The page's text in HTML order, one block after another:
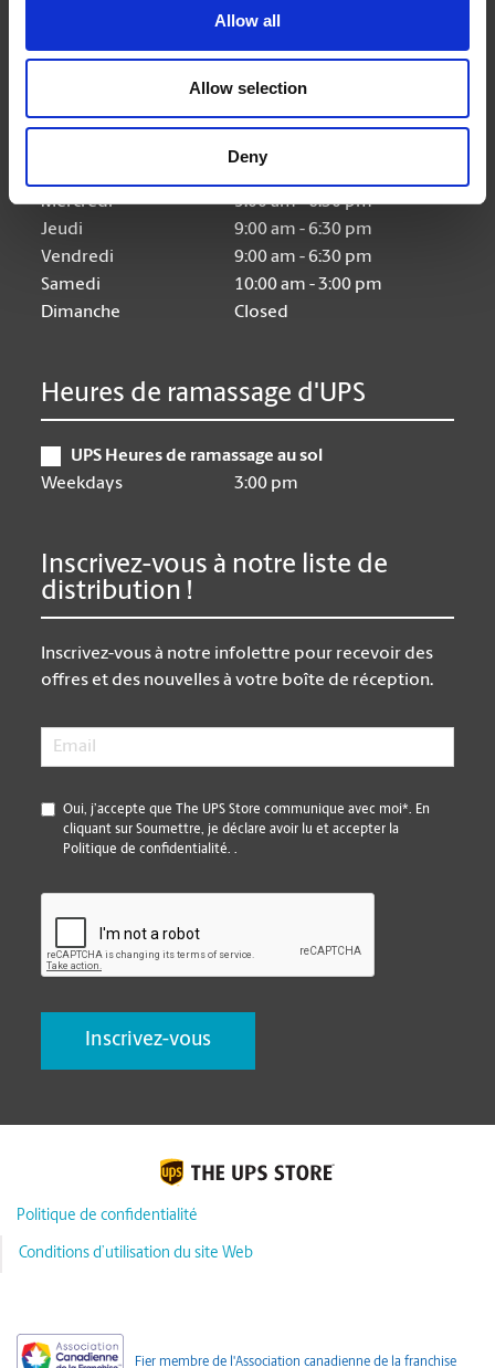
Allow all
Allow selection
Deny
Heures d'ouverture
9:00 am - 6:30 pm
Mercredi
9:00 am - 6:30 pm
Jeudi
9:00 am - 6:30 pm
Vendredi
9:00 am - 6:30 pm
Samedi
10:00 am - 3:00 pm
Dimanche
Closed
Heures de ramassage d'UPS
UPS Heures de ramassage au sol
Weekdays
3:00 pm
Inscrivez-vous à notre liste de
distribution !
Inscrivez-vous à notre infolettre pour recevoir des
offres et des nouvelles à votre boîte de réception.
Email
*
Oui, j’accepte que The UPS Store communique avec moi*. En
cliquant sur Soumettre, je déclare avoir lu et accepter la
Politique de confidentialité. .
Politique de confidentialité
Conditions d’utilisation du site Web
Fier membre de l'Association canadienne de la franchise